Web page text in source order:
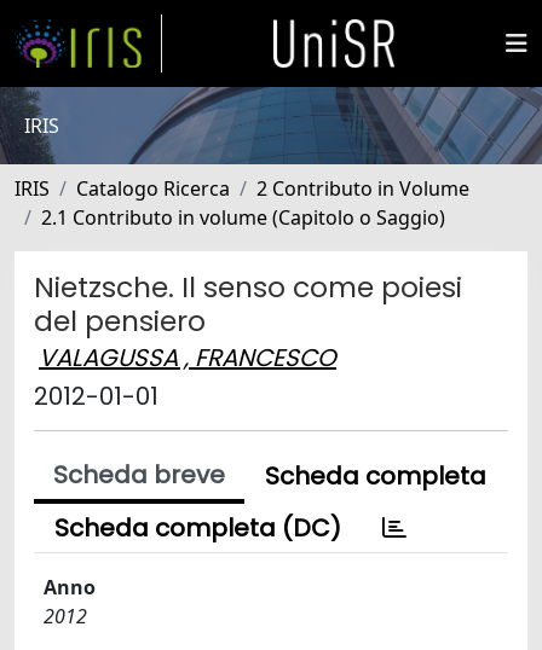
IRIS
IRIS Catalogo Ricerca
2 Contributo in Volume
2.1 Contributo in volume (Capitolo o Saggio)
Nietzsche. Il senso come poiesi
del pensiero
VALAGUSSA , FRANCESCO
2012-01-01
Scheda breve
Scheda completa
Scheda completa (DC)
Anno
2012